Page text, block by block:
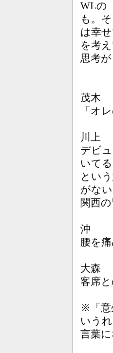
WLの
も。
は幸
を考
思考
茂木
「オ
川上
デビ
いて
とい
がな
関西
沖
腰を
大森
客席
※「意
いう
言葉